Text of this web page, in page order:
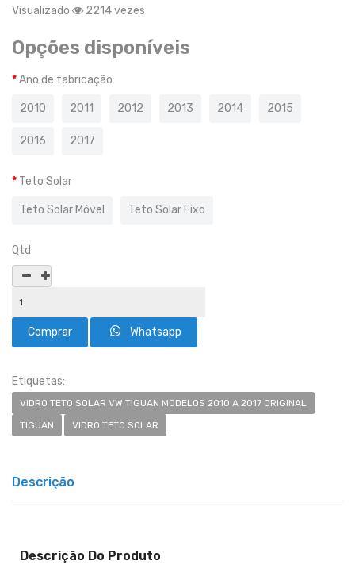
Visualizado
2214 vezes
Opções disponíveis
Ano de fabricação
2010 2011 2012 2013 2014 2015
2016 2017
Teto Solar
Teto Solar Móvel Teto Solar Fixo
Qtd
Whatsapp
Etiquetas:
VIDRO TETO SOLAR VW TIGUAN MODELOS 2010 A 2017 ORIGINAL
TIGUAN
VIDRO TETO SOLAR
Descrição
Descrição Do Produto